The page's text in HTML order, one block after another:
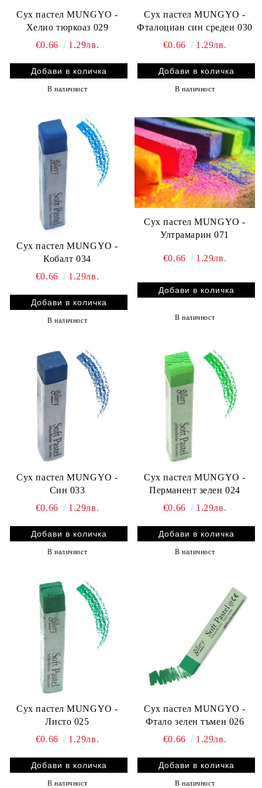
Сух пастел MUNGYO -
Хелио тюркоаз 029
€0.66
1.29лв.
В наличност
Сух пастел MUNGYO -
Фталоциан син среден 030
€0.66
1.29лв.
В наличност
Сух пастел MUNGYO -
Кобалт 034
€0.66
1.29лв.
В наличност
Сух пастел MUNGYO -
Ултрамарин 071
€0.66 1.29лв.
В наличност
Сух пастел MUNGYO -
Син 033
€0.66
1.29лв.
В наличност
Сух пастел MUNGYO -
Перманент зелен 024
€0.66
1.29лв.
В наличност
Сух пастел MUNGYO -
Листо 025
€0.66
1.29лв.
В наличност
Сух пастел MUNGYO -
Фтало зелен тъмен 026
€0.66
1.29лв.
В наличност